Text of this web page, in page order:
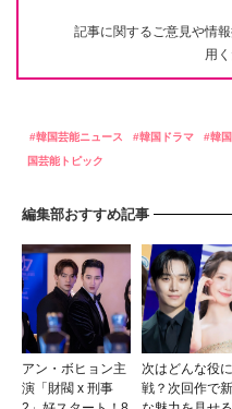
記事に関するご意見や情
用く
韓国芸能ニュース 韓国ドラマ 韓
国芸能トピック
編集部おすすめ記事
アン・ボヒョン主
演「財閥 x 刑事
次はどんな役
戦？次回作で